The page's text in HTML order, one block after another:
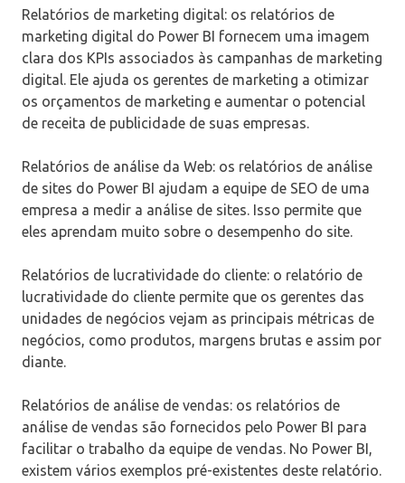
Relatórios de marketing digital: os relatórios de
marketing digital do Power BI fornecem uma imagem
clara dos KPIs associados às campanhas de marketing
digital. Ele ajuda os gerentes de marketing a otimizar
os orçamentos de marketing e aumentar o potencial
de receita de publicidade de suas empresas.
Relatórios de análise da Web: os relatórios de análise
de sites do Power BI ajudam a equipe de SEO de uma
empresa a medir a análise de sites. Isso permite que
eles aprendam muito sobre o desempenho do site.
Relatórios de lucratividade do cliente: o relatório de
lucratividade do cliente permite que os gerentes das
unidades de negócios vejam as principais métricas de
negócios, como produtos, margens brutas e assim por
diante.
Relatórios de análise de vendas: os relatórios de
análise de vendas são fornecidos pelo Power BI para
facilitar o trabalho da equipe de vendas. No Power BI,
existem vários exemplos pré-existentes deste relatório.